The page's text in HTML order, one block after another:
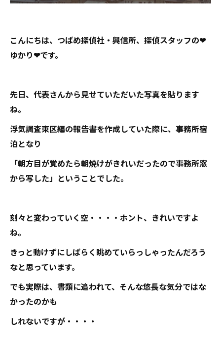
こんにちは、つばめ探偵社・興信所、探偵スタッフの❤
ゆかり❤です。
先日、代表さんから見せていただいた写真を貼ります
ね。
浮気調査東区編の報告書を作成していた際に、事務所宿
泊となり
「朝方目が覚めたら朝焼けがきれいだったので事務所窓
から写した」ということでした。
刻々と変わっていく空・・・・ホント、きれいですよ
ね。
きっと動けずにしばらく眺めていらっしゃったんだろう
なと思っています。
でも実際は、書類に追われて、そんな悠長な気分ではな
かったのかも
しれないですが・・・・